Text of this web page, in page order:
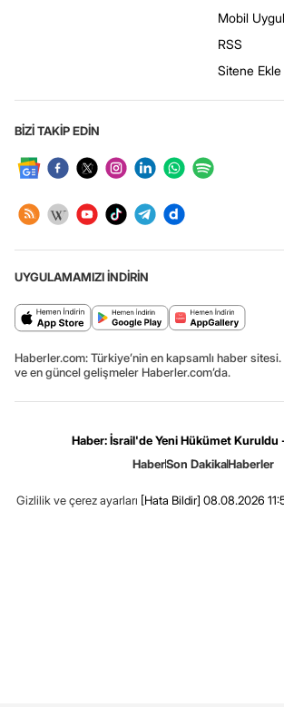
Mobil
RSS
Sitene Ekle
BİZİ TAKİP EDİN
UYGULAMAMIZI İNDİRİN
Haberler.com: Türkiye’nin en kapsamlı haber
ve en güncel gelişmeler Haberler.com’da.
Haber: İsrail'de Yeni Hükümet Kuruldu
HaberSon DakikaHaberler
Gizlilik ve çerez ayarları [Hata Bildir] 08.08.2026